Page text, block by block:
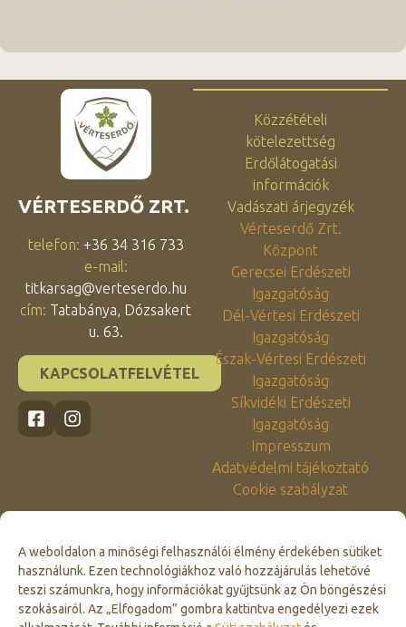
A weboldalon a minőségi felhasználói élmény érdekében sütiket
használunk. Ezen technológiákhoz való hozzájárulás lehetővé
teszi számunkra, hogy információkat gyűjtsünk az Ön böngészési
szokásairól. Az „Elfogadom” gombra kattintva engedélyezi ezek
VÉRTESERDŐ ZRT.
telefon: +36 34 316 733
e-mail:
titkarsag@verteserdo.hu
cím: Tatabánya, Dózsakert
u. 63.
KAPCSOLATFELVÉTEL
Közzétételi
kötelezettség
Erdőlátogatási
információk
Vadászati árjegyzék
Vérteserdő Zrt.
Központ
Gerecsei Erdészeti
Igazgatóság
Dél-Vértesi Erdészeti
Igazgatóság
Észak-Vértesi Erdészeti
Igazgatóság
Síkvidéki Erdészeti
Igazgatóság
Impresszum
Adatvédelmi tájékoztató
Cookie szabályzat